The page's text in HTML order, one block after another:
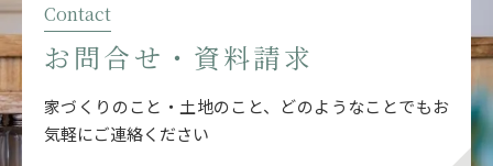
Contact
お問合せ・資料請求
家づくりのこと・土地のこと、どのようなことでもお
気軽にご連絡ください